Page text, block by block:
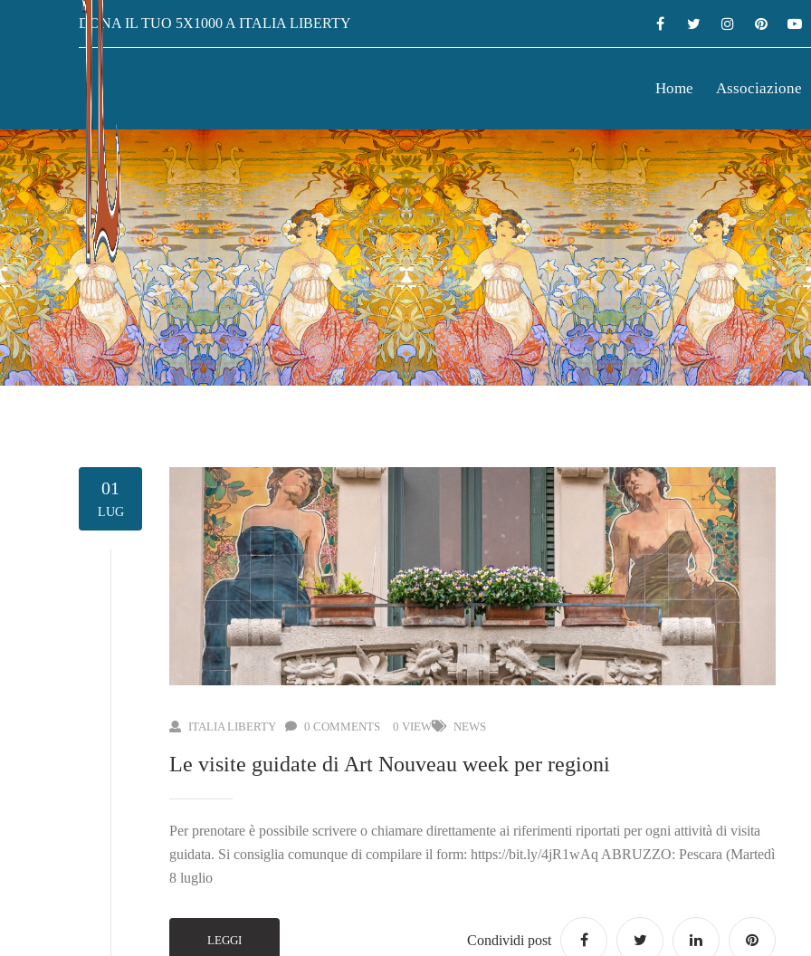
DONA IL TUO 5X1000 A ITALIA LIBERTY
Home Associazione
CASA ARCHIVIO PERITALIA LIBERTY
01
LUG
ITALIA LIBERTY 0 COMMENTS 0 VIEW NEWS
Le visite guidate di Art Nouveau week per regioni
Per prenotare è possibile scrivere o chiamare direttamente ai riferimenti riportati per ogni attività di visita
guidata. Si consiglia comunque di compilare il form: https://bit.ly/4jR1wAq ABRUZZO: Pescara (Martedì
8 luglio
LEGGI Condividi post